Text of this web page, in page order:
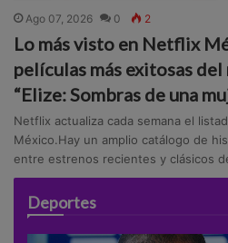
Ago 07, 2026 0 2
Lo más visto en Netflix
películas más exitosas
“Elize: Sombras de una
Netflix actualiza cada semana el
México.Hay un amplio catálogo de
entre estrenos recientes y clásicos
Deportes